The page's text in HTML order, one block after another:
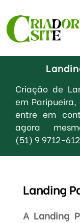
Criação de
em
entre em
agora
(51) 9 9712-
Landing
A Landing